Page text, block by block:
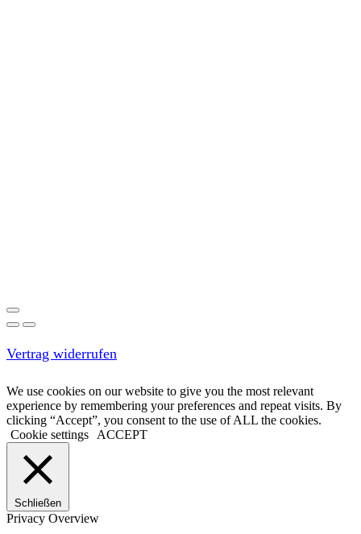
Vertrag widerrufen
We use cookies on our website to give you the most relevant
experience by remembering your preferences and repeat visits. By
clicking “Accept”, you consent to the use of ALL the cookies.
Cookie settings
ACCEPT
Schließen
Privacy Overview